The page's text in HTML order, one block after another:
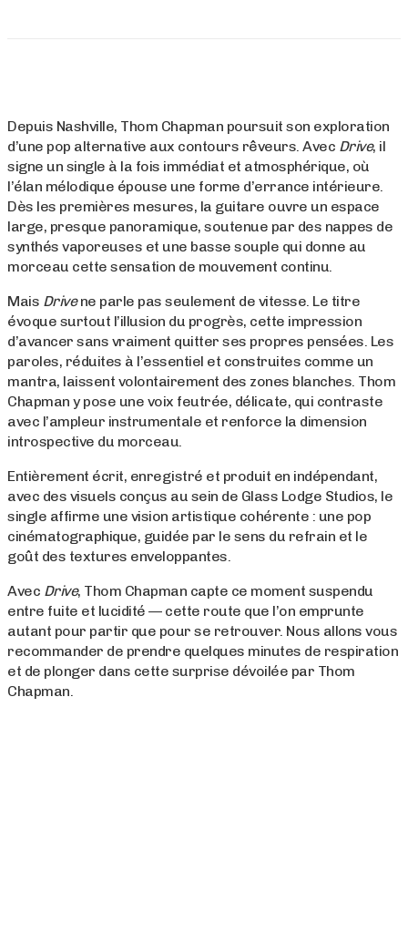
Depuis Nashville, Thom Chapman poursuit son exploration
d’une pop alternative aux contours rêveurs. Avec Drive, il
signe un single à la fois immédiat et atmosphérique, où
l’élan mélodique épouse une forme d’errance intérieure.
Dès les premières mesures, la guitare ouvre un espace
large, presque panoramique, soutenue par des nappes de
synthés vaporeuses et une basse souple qui donne au
morceau cette sensation de mouvement continu.
Mais Drivene parle pas seulement de vitesse. Le titre
évoque surtout l’illusion du progrès, cette impression
d’avancer sans vraiment quitter ses propres pensées. Les
paroles, réduites à l’essentiel et construites comme un
mantra, laissent volontairement des zones blanches. Thom
Chapman y pose une voix feutrée, délicate, qui contraste
avec l’ampleur instrumentale et renforce la dimension
introspective du morceau.
Entièrement écrit, enregistré et produit en indépendant,
avec des visuels conçus au sein de Glass Lodge Studios, le
single affirme une vision artistique cohérente : une pop
cinématographique, guidée par le sens du refrain et le
goût des textures enveloppantes.
Avec Drive, Thom Chapman capte ce moment suspendu
entre fuite et lucidité — cette route que l’on emprunte
autant pour partir que pour se retrouver. Nous allons vous
recommander de prendre quelques minutes de respiration
et de plonger dans cette surprise dévoilée par Thom
Chapman.